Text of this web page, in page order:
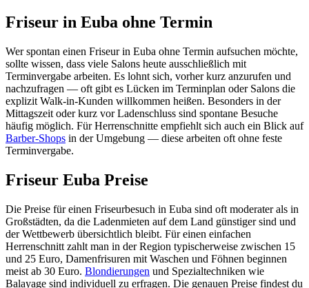
Friseur in Euba ohne Termin
Wer spontan einen Friseur in Euba ohne Termin aufsuchen möchte,
sollte wissen, dass viele Salons heute ausschließlich mit
Terminvergabe arbeiten. Es lohnt sich, vorher kurz anzurufen und
nachzufragen — oft gibt es Lücken im Terminplan oder Salons die
explizit Walk-in-Kunden willkommen heißen. Besonders in der
Mittagszeit oder kurz vor Ladenschluss sind spontane Besuche
häufig möglich. Für Herrenschnitte empfiehlt sich auch ein Blick auf
Barber-Shops in der Umgebung — diese arbeiten oft ohne feste
Terminvergabe.
Friseur Euba Preise
Die Preise für einen Friseurbesuch in Euba sind oft moderater als in
Großstädten, da die Ladenmieten auf dem Land günstiger sind und
der Wettbewerb übersichtlich bleibt. Für einen einfachen
Herrenschnitt zahlt man in der Region typischerweise zwischen 15
und 25 Euro, Damenfrisuren mit Waschen und Föhnen beginnen
meist ab 30 Euro. Blondierungen und Spezialtechniken wie
Balayage sind individuell zu erfragen. Die genauen Preise findest du